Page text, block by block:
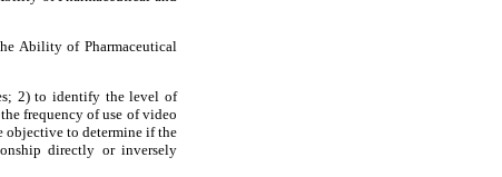
Ability of Pharmaceutical
2) to identify the level of
frequency of use of video
objective to determine if the
directly or inversely